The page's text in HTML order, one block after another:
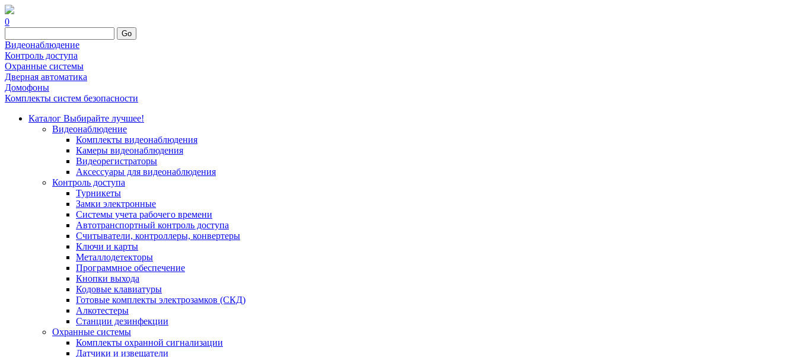
0
Go
Видеонаблюдение
Контроль доступа
Охранные системы
Дверная автоматика
Домофоны
Комплекты систем безопасности
Каталог Выбирайте лучшее!
Видеонаблюдение
Комплекты видеонаблюдения
Камеры видеонаблюдения
Видеорегистраторы
Аксессуары для видеонаблюдения
Контроль доступа
Турникеты
Замки электронные
Системы учета рабочего времени
Автотранспортный контроль доступа
Считыватели, контроллеры, конвертеры
Ключи и карты
Металлодетекторы
Программное обеспечение
Кнопки выхода
Кодовые клавиатуры
Готовые комплекты электрозамков (СКД)
Алкотестеры
Станции дезинфекции
Охранные системы
Комплекты охранной сигнализации
Датчики и извещатели